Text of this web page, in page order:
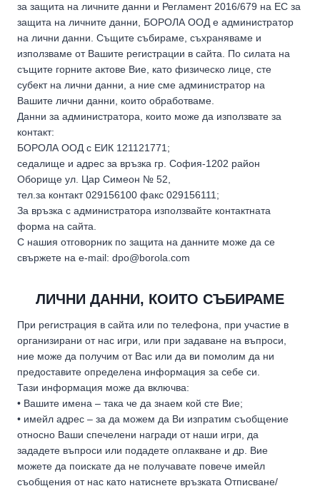
за защита на личните данни и Регламент 2016/679 на ЕС за
защита на личните данни, БОРОЛА ООД е администратор
на лични данни. Същите събираме, съхраняваме и
използваме от Вашите регистрации в сайта. По силата на
същите горните актове Вие, като физическо лице, сте
субект на лични данни, а ние сме администратор на
Вашите лични данни, които обработваме.
Данни за администратора, които може да използвате за
контакт:
БОРОЛА ООД с ЕИК 121121771;
седалище и адрес за връзка гр. София-1202 район
Оборище ул. Цар Симеон № 52,
тел.за контакт 029156100 факс 029156111;
За връзка с администратора използвайте контактната
форма на сайта.
С нашия отговорник по защита на данните може да се
свържете на e-mail: dpo@borola.com
ЛИЧНИ ДАННИ, КОИТО СЪБИРАМЕ
При регистрация в сайта или по телефона, при участие в
организирани от нас игри, или при задаване на въпроси,
ние може да получим от Вас или да ви помолим да ни
предоставите определена информация за себе си.
Тази информация може да включва:
• Вашите имена – така че да знаем кой сте Вие;
• имейл адрес – за да можем да Ви изпратим съобщение
относно Ваши спечелени награди от наши игри, да
зададете въпроси или подадете оплакване и др. Вие
можете да поискате да не получавате повече имейл
съобщения от нас като натиснете връзката Отписване/